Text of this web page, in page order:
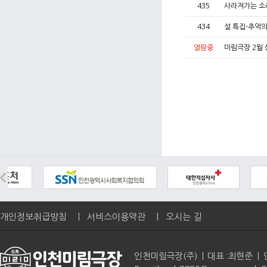
435 사라져가는
434 설 특집-추억
열람중 미림극장 2월
개인정보취급방침 서비스이용약관 오시는 길
인천미림극장(주) | 대표 :최현준 |